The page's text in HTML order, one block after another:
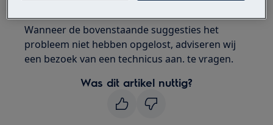
Wanneer de bovenstaande suggesties het
probleem niet hebben opgelost, adviseren wij
een bezoek van een technicus aan. te vragen.
Was dit artikel nuttig?